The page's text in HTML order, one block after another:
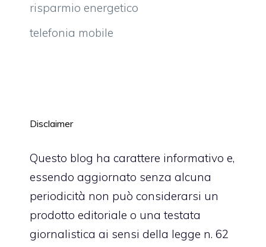
risparmio energetico
telefonia mobile
Disclaimer
Questo blog ha carattere informativo e,
essendo aggiornato senza alcuna
periodicità non può considerarsi un
prodotto editoriale o una testata
giornalistica ai sensi della legge n. 62